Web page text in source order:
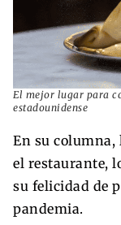
El mejor lugar para
estadounidense
En su columna,
el restaurante,
su felicidad de
pandemia.